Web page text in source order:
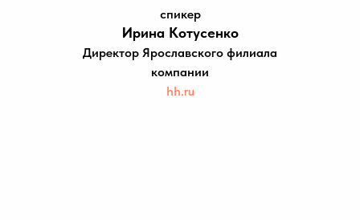
спикер
Ирина Котусенко
Директор Ярославского филиала
компании
hh.ru